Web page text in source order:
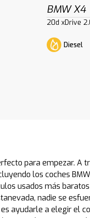
BMW X4
20d xDrive
Diesel
para empezar.
los coches
usados más
nadie se
ayudarle a elegir el